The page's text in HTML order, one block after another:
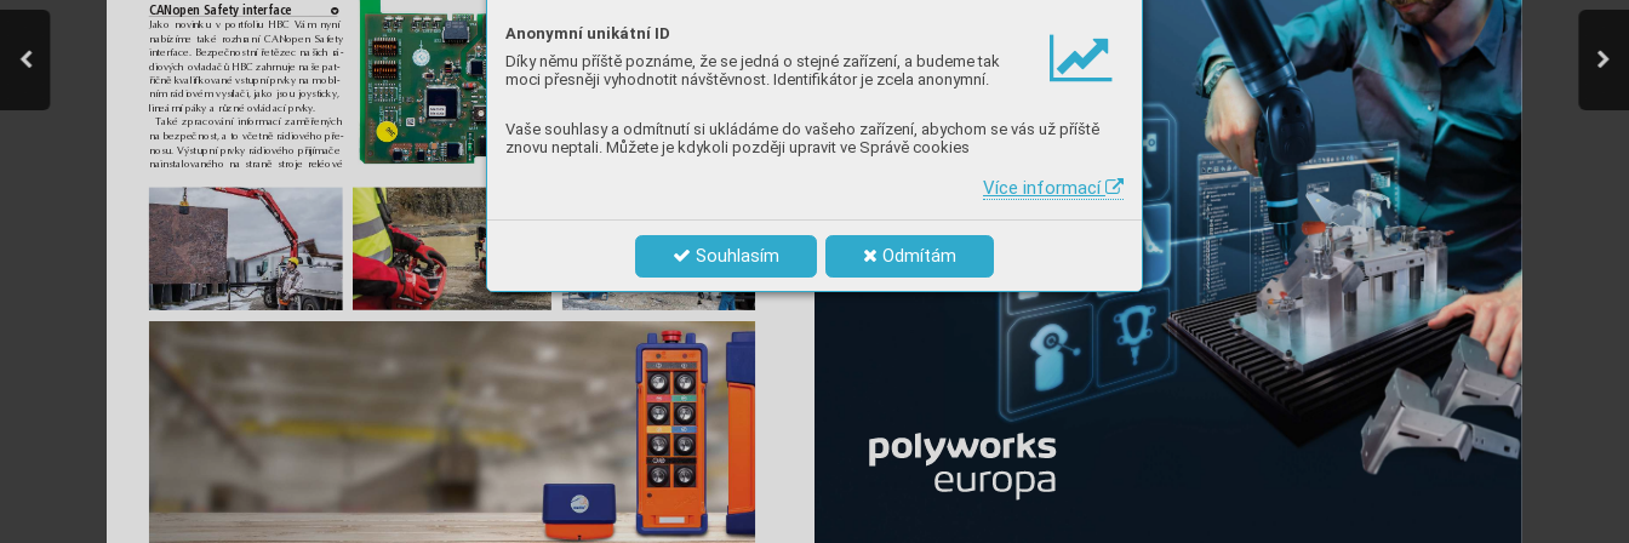
Anonymní unikátní ID
Díky němu příště poznáme, že se jedná o stejné zařízení, a budeme tak
moci přesněji vyhodnotit návštěvnost. Identifikátor je zcela anonymní.
Vaše souhlasy a odmítnutí si ukládáme do vašeho zařízení, abychom se vás už příště
znovu neptali. Můžete je kdykoli později upravit ve Správě cookies
Více informací
Souhlasím Odmítám
CANopen Safety interface d
Jako novinku v portfoliu HBC Vám nyní
nabízíme také rozhraní CANopen Safety
interface. Bezpečnostní řetězec našich rá-
diových ovladačů HBC zahrnuje naše pat-
řičně kvalifikované vstupní prvky na mobil-
ním rádiovém vysílači, jako jsou joysticky,
lineární páky a různé ovládací prvky.
Také zpracování informací zaměřených
na bezpečnost, a to včetně rádiového pře-
nosu. Výstupní prvky rádiového přijímače
nainstalovaného na straně stroje reléové